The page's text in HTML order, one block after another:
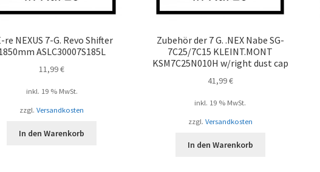
re NEXUS 7-G. Revo Shifter
ASLC30007S185L
11,99€
inkl. 19 % MwSt.
zzgl.Versandkosten
In den Warenkorb
Zubehör der 7 G. .NEX Nabe SG-
7C25/7C15 KLEINT.MONT
KSM7C25N010H w/right dust cap
41,99€
inkl. 19 % MwSt.
zzgl. Versandkosten
In den Warenkorb